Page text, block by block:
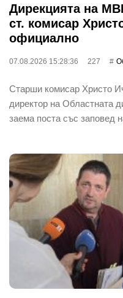
Дирекцията на
ст. комисар
официално
07.08.2026 15:28:36 227
Старши комисар Христо
директор на Областната
заема поста със заповед